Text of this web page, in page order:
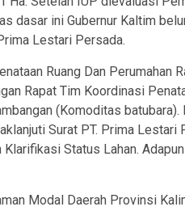
dasar ini Gubernur Kaltim
Lestari Persada.
Ruang Dan Perumahan
Rapat Tim Koordinasi
(Komoditas
Surat PT. Prima Lestari
Status Lahan.
Modal Daerah Provinsi